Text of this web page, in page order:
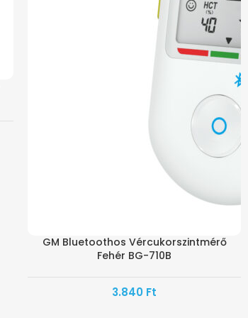
GM Bluetoothos Vércukorszintmérő
Fehér BG-710B
3.840 Ft